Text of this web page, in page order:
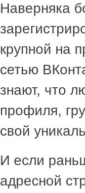
Наверняка
крупной на
сетью
знают, что
профиля,
свой
И если
адресной